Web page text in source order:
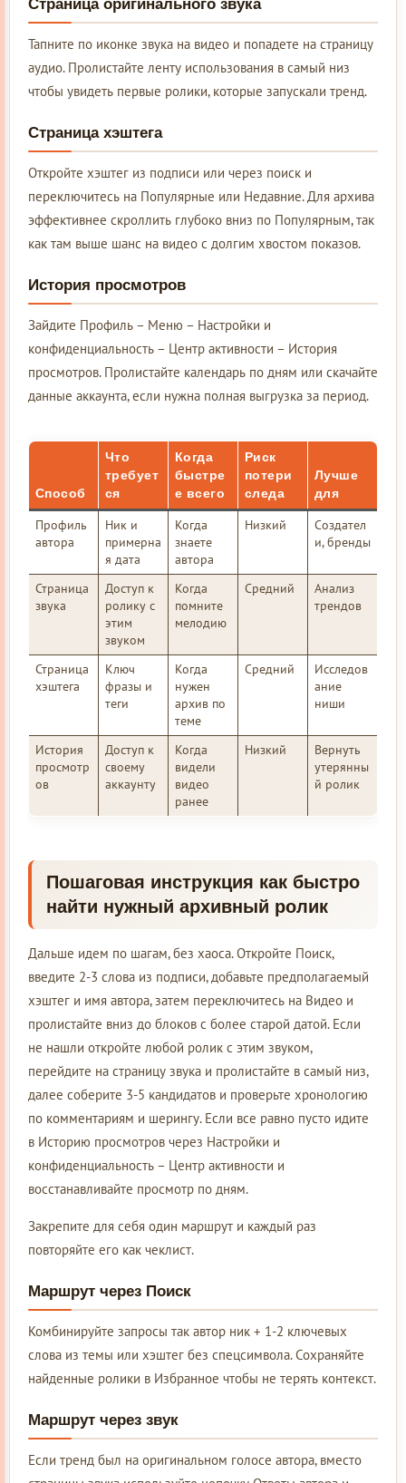
Страница оригинального звука
Тапните по иконке звука на видео и попадете на страницу
аудио. Пролистайте ленту использования в самый низ
чтобы увидеть первые ролики, которые запускали тренд.
Страница хэштега
Откройте хэштег из подписи или через поиск и
переключитесь на Популярные или Недавние. Для архива
эффективнее скроллить глубоко вниз по Популярным, так
как там выше шанс на видео с долгим хвостом показов.
История просмотров
Зайдите Профиль – Меню – Настройки и
конфиденциальность – Центр активности – История
просмотров. Пролистайте календарь по дням или скачайте
данные аккаунта, если нужна полная выгрузка за период.
Способ
Что
требует
ся
Когда
быстре
е всего
Риск
потери
следа
Лучше
для
Профиль
автора
Ник и
примерна
я дата
Когда
знаете
автора
Низкий
Создател
и, бренды
Страница
звука
Доступ к
ролику с
этим
звуком
Когда
помните
мелодию
Средний
Анализ
трендов
Страница
хэштега
Ключ
фразы и
теги
Когда
нужен
архив по
теме
Средний
Исследов
ание
ниши
История
просмотр
ов
Доступ к
своему
аккаунту
Когда
видели
видео
ранее
Низкий
Вернуть
утерянны
й ролик
Пошаговая инструкция как быстро
найти нужный архивный ролик
Дальше идем по шагам, без хаоса. Откройте Поиск,
введите 2-3 слова из подписи, добавьте предполагаемый
хэштег и имя автора, затем переключитесь на Видео и
пролистайте вниз до блоков с более старой датой. Если
не нашли откройте любой ролик с этим звуком,
перейдите на страницу звука и пролистайте в самый низ,
далее соберите 3-5 кандидатов и проверьте хронологию
по комментариям и шерингу. Если все равно пусто идите
в Историю просмотров через Настройки и
конфиденциальность – Центр активности и
восстанавливайте просмотр по дням.
Закрепите для себя один маршрут и каждый раз
повторяйте его как чеклист.
Маршрут через Поиск
Комбинируйте запросы так автор ник + 1-2 ключевых
слова из темы или хэштег без спецсимвола. Сохраняйте
найденные ролики в Избранное чтобы не терять контекст.
Маршрут через звук
Если тренд был на оригинальном голосе автора, вместо